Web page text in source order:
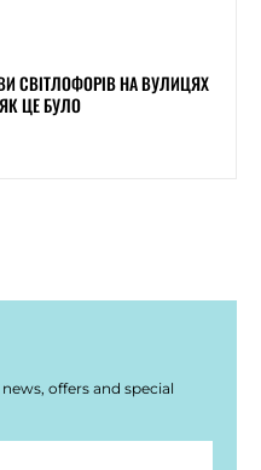
СВІТЛОФОРІВ НА ВУЛИЦЯХ
ЦЕ БУЛО
offers and special